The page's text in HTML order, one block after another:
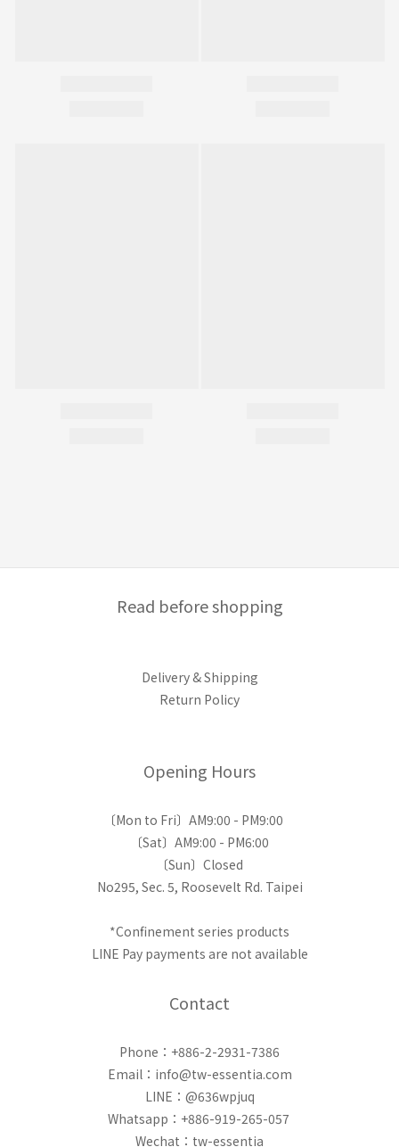
Read before shopping
Delivery & Shipping
Return Policy
Opening Hours
〔Mon to Fri〕AM9:00 - PM9:00
〔Sat〕AM9:00 - PM6:00
〔Sun〕Closed
No295, Sec. 5, Roosevelt Rd. Taipei
*Confinement series products
LINE Pay payments are not available
Contact
Phone：+886-2-2931-7386
Email：info@tw-essentia.com
LINE：@636wpjuq
Whatsapp：+886-919-265-057
Wechat：tw-essentia